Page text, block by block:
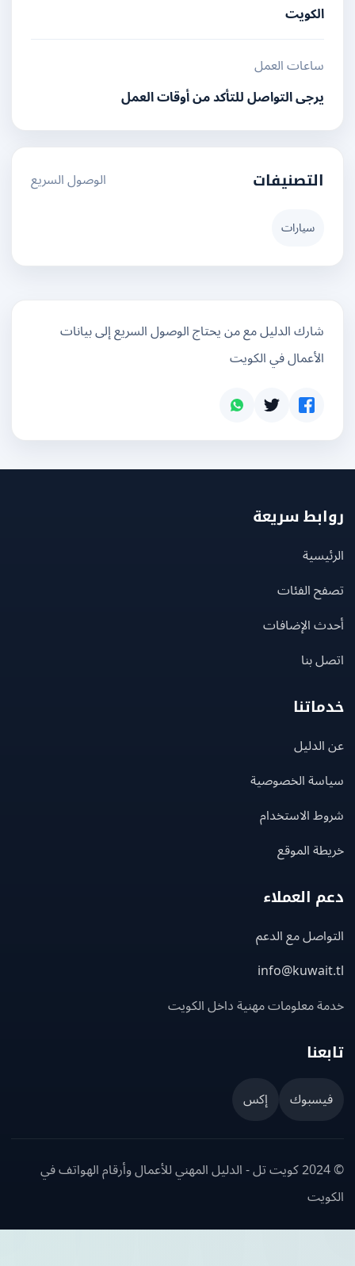
الكويت
ساعات العمل
يرجى التواصل للتأكد من أوقات العمل
التصنيفات الوصول السريع
سيارات
شارك الدليل مع من يحتاج الوصول السريع إلى بيانات
الأعمال في الكويت
سريعة
الفئات
الإضافات
بنا
الخصوصية
الاستخدام
الموقع
العملاء
مع الدعم
معلومات مهنية داخل الكويت
إكس
© 2024 كويت تل - الدليل المهني للأعمال وأرقام الهواتف في